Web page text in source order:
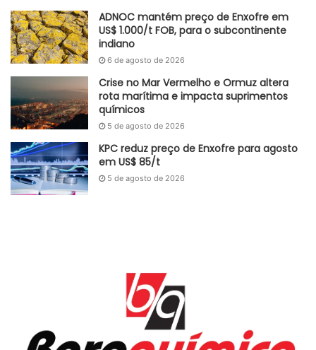
essenciais nas Américas, em um contexto de maior
atenção à resiliência das cadeias produtivas globais.
Etiquetas Berkshire Hathaway cloro‑álcalis
indústria química
insumos químicos
OxyChem
ADNOC mantém preço de Enxofre em
US$ 1.000/t FOB, para o subcontinente
indiano
6 de agosto de 2026
Crise no Mar Vermelho e Ormuz altera
rota marítima e impacta suprimentos
químicos
5 de agosto de 2026
KPC reduz preço de Enxofre para agosto
em US$ 85/t
5 de agosto de 2026